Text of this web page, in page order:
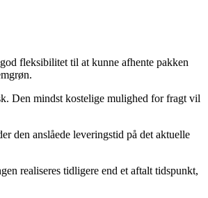
fleksibilitet til at kunne afhente pakken
Den mindst kostelige mulighed for fragt vil
den anslåede leveringstid på det aktuelle
realiseres tidligere end et aftalt tidspunkt,